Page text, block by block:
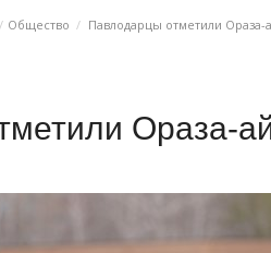
Общество Павлодарцы отметили
Ораза-